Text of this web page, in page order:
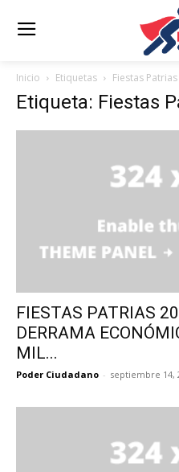
Inicio Etiquetas Fiestas
Etiqueta: Fiestas
FIESTAS PATRIAS
DERRAMA
MIL...
Poder Ciudadano - septiembre 14,